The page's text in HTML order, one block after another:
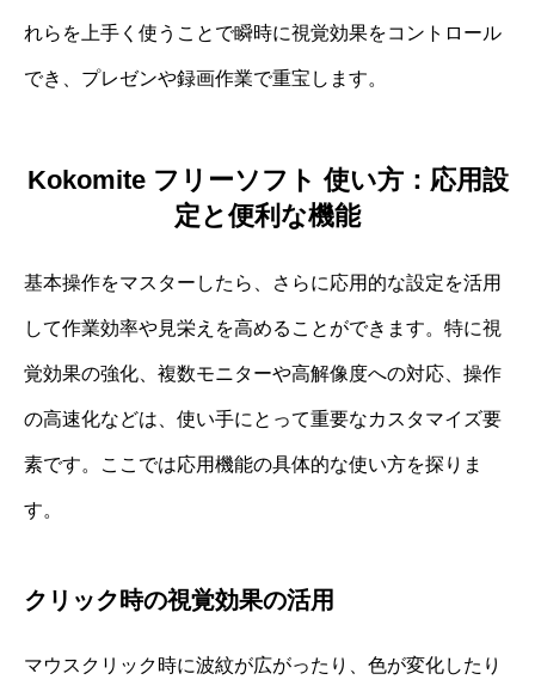
れらを上手く使うことで瞬時に視覚効果をコントロール
でき、プレゼンや録画作業で重宝します。
Kokomite フリーソフト 使い方：応用設
定と便利な機能
基本操作をマスターしたら、さらに応用的な設定を活用
して作業効率や見栄えを高めることができます。特に視
覚効果の強化、複数モニターや高解像度への対応、操作
の高速化などは、使い手にとって重要なカスタマイズ要
素です。ここでは応用機能の具体的な使い方を探りま
す。
クリック時の視覚効果の活用
マウスクリック時に波紋が広がったり、色が変化したり